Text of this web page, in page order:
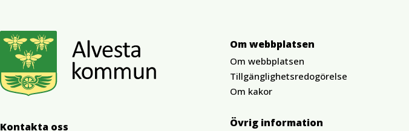
Kontakta oss
Om webbplatsen
Om webbplatsen
Tillgänglighetsredogörelse
Om kakor
Övrig information